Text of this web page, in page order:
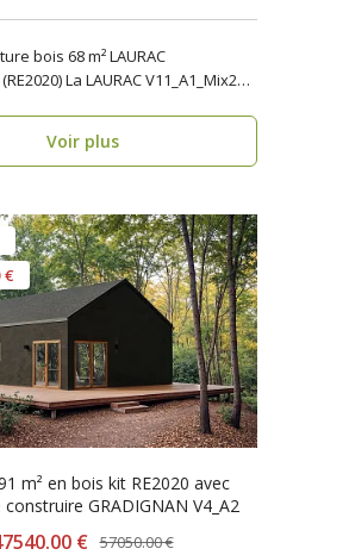
bois 68 m² LAURAC
V11_A1_Mix2
Voir plus
€
m² en bois kit RE2020 avec
GRADIGNAN V4_A2
€ 57050.00 €